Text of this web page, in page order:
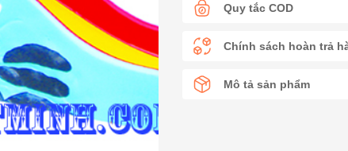
Quy tắc COD
Chính sách hoàn trả
Mô tả sản phẩm